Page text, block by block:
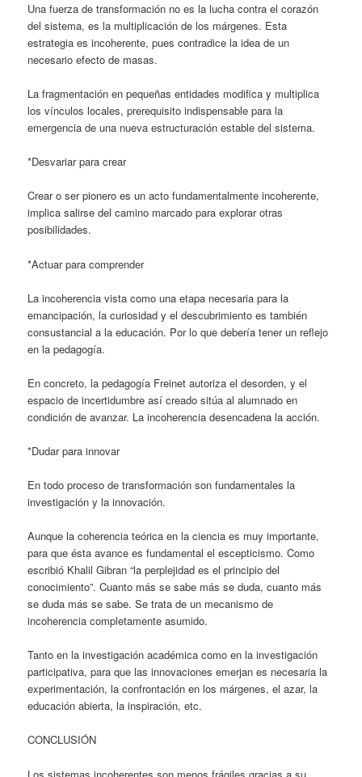
Una fuerza de transformación no es la lucha contra el corazón
del sistema, es la multiplicación de los márgenes. Esta
estrategia es incoherente, pues contradice la idea de un
necesario efecto de masas.
La fragmentación en pequeñas entidades modifica y multiplica
los vínculos locales, prerequisito indispensable para la
emergencia de una nueva estructuración estable del sistema.
*Desvariar para crear
Crear o ser pionero es un acto fundamentalmente incoherente,
implica salirse del camino marcado para explorar otras
posibilidades.
*Actuar para comprender
La incoherencia vista como una etapa necesaria para la
emancipación, la curiosidad y el descubrimiento es también
consustancial a la educación. Por lo que debería tener un reflejo
en la pedagogía.
En concreto, la pedagogía Freinet autoriza el desorden, y el
espacio de incertidumbre así creado sitúa al alumnado en
condición de avanzar. La incoherencia desencadena la acción.
*Dudar para innovar
En todo proceso de transformación son fundamentales la
investigación y la innovación.
Aunque la coherencia teórica en la ciencia es muy importante,
para que ésta avance es fundamental el escepticismo. Como
escribió Khalil Gibran “la perplejidad es el principio del
conocimiento”. Cuanto más se sabe más se duda, cuanto más
se duda más se sabe. Se trata de un mecanismo de
incoherencia completamente asumido.
Tanto en la investigación académica como en la investigación
participativa, para que las innovaciones emerjan es necesaria la
experimentación, la confrontación en los márgenes, el azar, la
educación abierta, la inspiración, etc.
CONCLUSIÓN
Los sistemas incoherentes son menos frágiles gracias a su